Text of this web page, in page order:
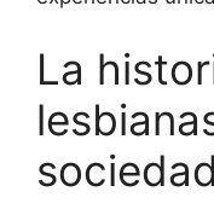
La
sociedad